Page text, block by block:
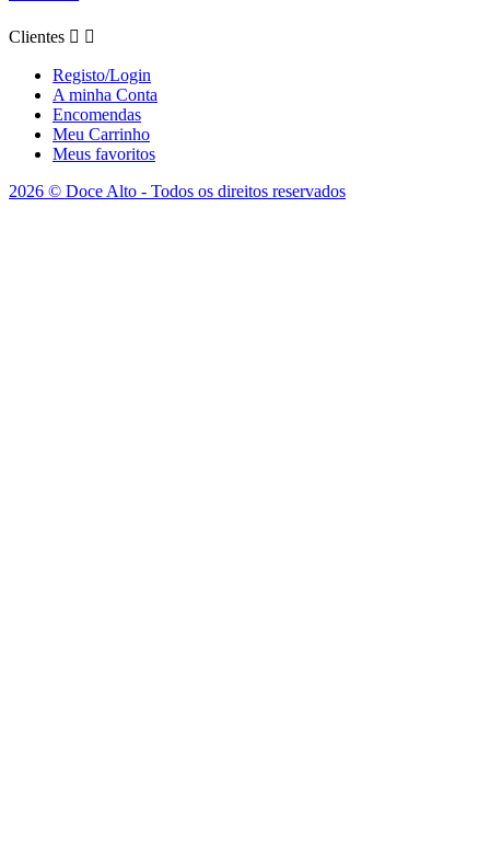
Clientes  
Registo/Login
A minha Conta
Encomendas
Meu Carrinho
Meus favoritos
2026 © Doce Alto - Todos os direitos reservados